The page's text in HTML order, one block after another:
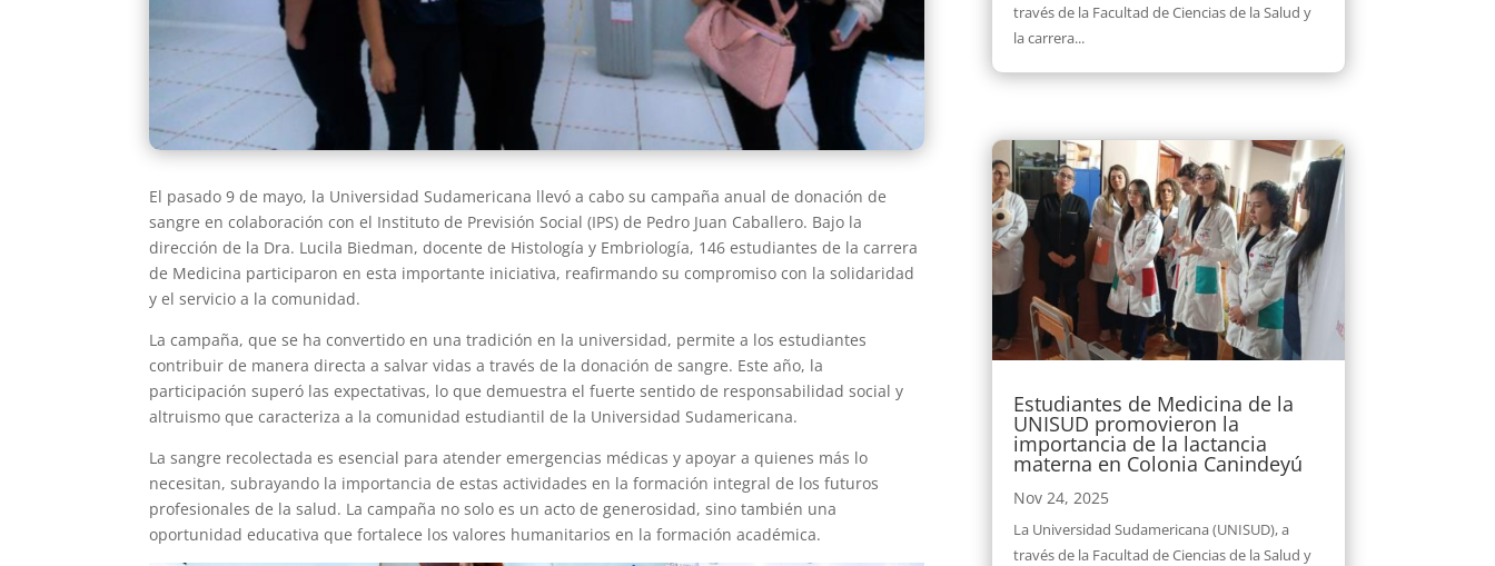
El pasado 9 de mayo, la Universidad Sudamericana llevó a cabo su campaña anual de donación de
sangre en colaboración con el Instituto de Previsión Social (IPS) de Pedro Juan Caballero. Bajo la
dirección de la Dra. Lucila Biedman, docente de Histología y Embriología, 146 estudiantes de la carrera
de Medicina participaron en esta importante iniciativa, reafirmando su compromiso con la solidaridad
y el servicio a la comunidad.
La campaña, que se ha convertido en una tradición en la universidad, permite a los estudiantes
contribuir de manera directa a salvar vidas a través de la donación de sangre. Este año, la
participación superó las expectativas, lo que demuestra el fuerte sentido de responsabilidad social y
altruismo que caracteriza a la comunidad estudiantil de la Universidad Sudamericana.
La sangre recolectada es esencial para atender emergencias médicas y apoyar a quienes más lo
necesitan, subrayando la importancia de estas actividades en la formación integral de los futuros
profesionales de la salud. La campaña no solo es un acto de generosidad, sino también una
oportunidad educativa que fortalece los valores humanitarios en la formación académica.
través de la Facultad de Ciencias de la Salud y
la carrera...
Estudiantes de Medicina de la
UNISUD promovieron la
importancia de la lactancia
materna en Colonia Canindeyú
Nov 24, 2025
La Universidad Sudamericana (UNISUD), a
través de la Facultad de Ciencias de la Salud y